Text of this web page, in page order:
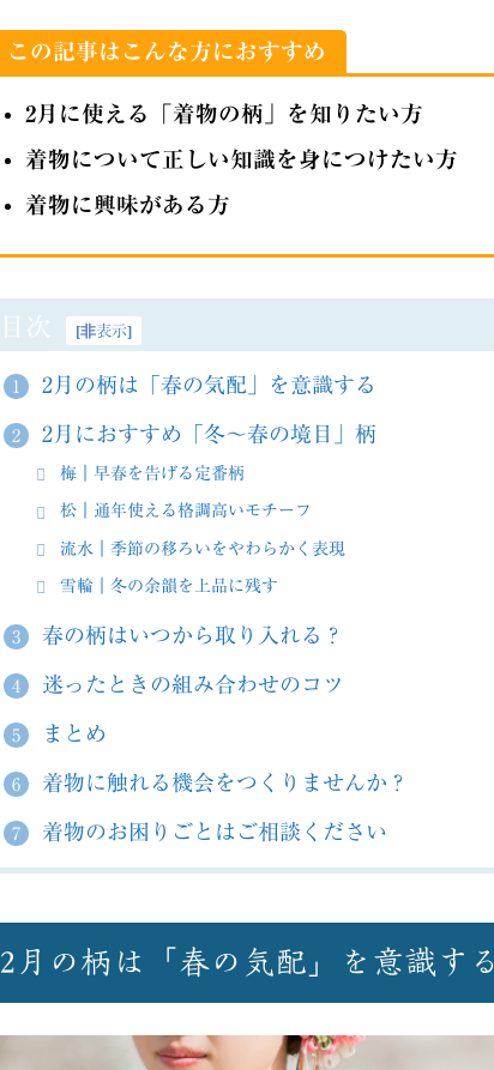
この記事はこんな方におすすめ
2月に使える「着物の柄」を知りたい方
着物について正しい知識を身につけたい方
着物に興味がある方
目次 [非表示]
1 2月の柄は「春の気配」を意識する
2 2月におすすめ「冬～春の境目」柄
梅｜早春を告げる定番柄
松｜通年使える格調高いモチーフ
流水｜季節の移ろいをやわらかく表現
雪輪｜冬の余韻を上品に残す
3 春の柄はいつから取り入れる？
4 迷ったときの組み合わせのコツ
5 まとめ
6 着物に触れる機会をつくりませんか？
7 着物のお困りごとはご相談ください
2月の柄は「春の気配」を意識する